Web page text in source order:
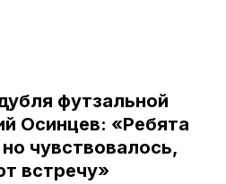
футзальной
Осинцев: «Ребята
чувствовалось,
встречу»